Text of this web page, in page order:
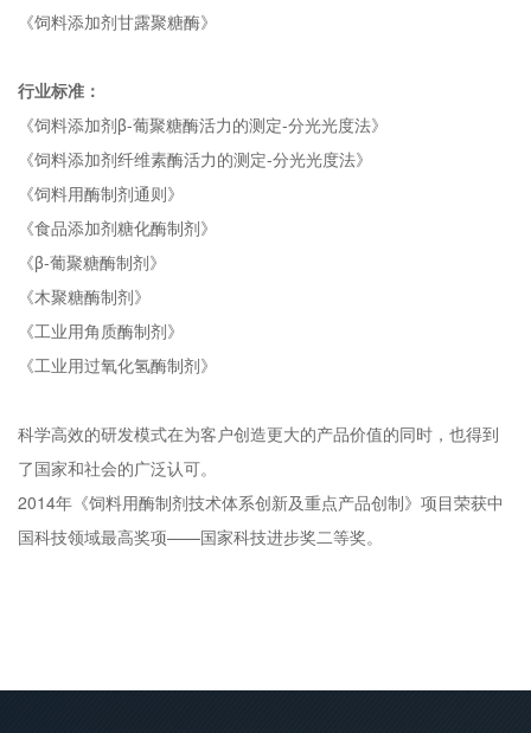
《饲料添加剂甘露聚糖酶》
行业标准：
《饲料添加剂β-葡聚糖酶活力的测定-分光光度法》
《饲料添加剂纤维素酶活力的测定-分光光度法》
《饲料用酶制剂通则》
《食品添加剂糖化酶制剂》
《β-葡聚糖酶制剂》
《木聚糖酶制剂》
《工业用角质酶制剂》
《工业用过氧化氢酶制剂》
科学高效的研发模式在为客户创造更大的产品价值的同时，也得到
了国家和社会的广泛认可。
2014年《饲料用酶制剂技术体系创新及重点产品创制》项目荣获中
国科技领域最高奖项——国家科技进步奖二等奖。